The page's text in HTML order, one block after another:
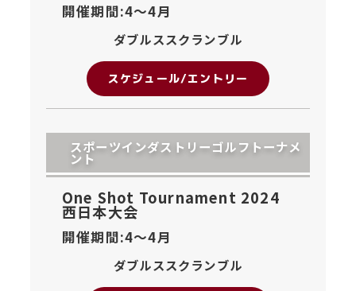
開催期間:4〜4月
ダブルススクランブル
スケジュール/エントリー
スポーツインダストリーゴルフトーナメ
ント
One Shot Tournament 2024
西日本大会
開催期間:4〜4月
ダブルススクランブル